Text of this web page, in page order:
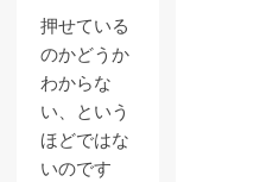
押せている
のかどうか
わからな
い、という
ほどではな
いのです